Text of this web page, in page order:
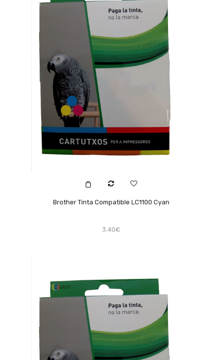
Brother Tinta Compatible LC1100 Cyan
3.40€